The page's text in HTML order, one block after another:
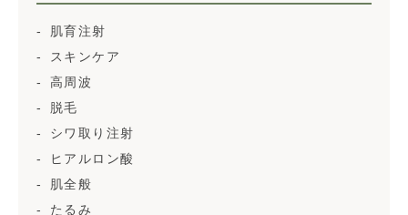
肌育注射
スキンケア
高周波
脱毛
シワ取り注射
ヒアルロン酸
肌全般
たるみ